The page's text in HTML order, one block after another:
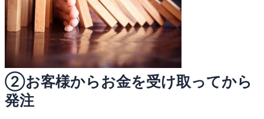
②お客様からお金を受け取ってから
発注